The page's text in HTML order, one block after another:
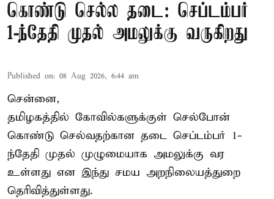
கொண்டு செல்ல தடை: செப்டம்பர்
1-ந்தேதி முதல் அமலுக்கு வருகிறது
Published on: 08 Aug 2026, 6:44 am
சென்னை,
தமிழகத்தில் கோவில்களுக்குள் செல்போன்
கொண்டு செல்வதற்கான தடை செப்டம்பர் 1-
ந்தேதி முதல் முழுமையாக அமலுக்கு வர
உள்ளது என இந்து சமய அறநிலையத்துறை
தெரிவித்துள்ளது.